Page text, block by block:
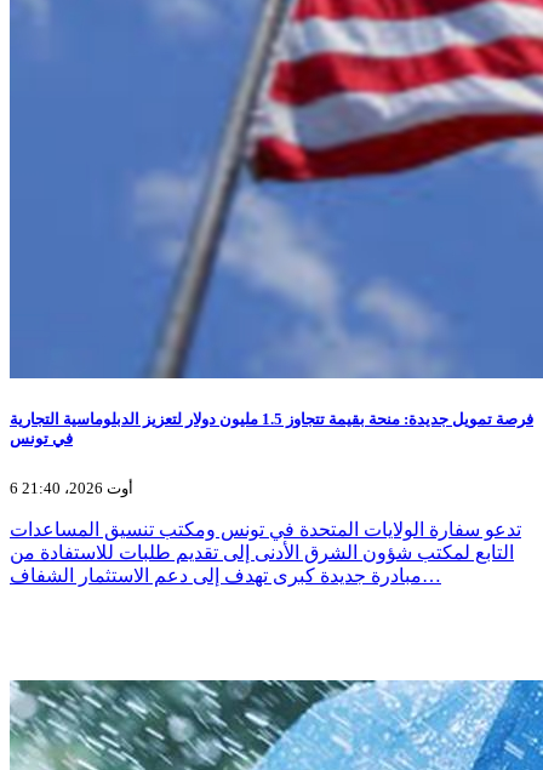
فرصة تمويل جديدة: منحة بقيمة تتجاوز 1.5 مليون دولار لتعزيز الدبلوماسية التجارية
في تونس
6 أوت 2026، 21:40
تدعو سفارة الولايات المتحدة في تونس ومكتب تنسيق المساعدات
التابع لمكتب شؤون الشرق الأدنى إلى تقديم طلبات للاستفادة من
مبادرة جديدة كبرى تهدف إلى دعم الاستثمار الشفاف…